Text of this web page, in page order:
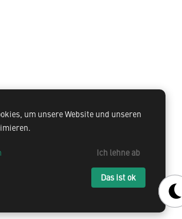
um unsere Website und unseren
Ich lehne ab
Das ist ok